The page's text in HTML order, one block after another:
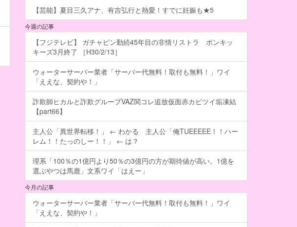
【芸能】夏目三久アナ、有吉弘行と熱愛！すでに妊娠も★5
今週の記事
【フジテレビ】 ガチャピン勤続45年目の非情リストラ ポンキッ
キーズ3月終了 ［H30/2/13］
ウォーターサーバー業者「サーバー代無料！取付も無料！」ワイ
「ええな、契約や！」
詐欺師ヒカルと詐欺グループVAZ関コレ追放仮面赤カビツイ垢凍結
【part66】
主人公「異世界転移！」 ← わかる 主人公「俺TUEEEEE！！ハー
レム！！たっのしー！！」 ← は？
理系「100％の1億円より50％の3億円の方が期待値が高い。1億を
選ぶやつは馬鹿」文系ワイ「はえー」
今月の記事
ウォーターサーバー業者「サーバー代無料！取付も無料！」ワイ
「ええな、契約や！」